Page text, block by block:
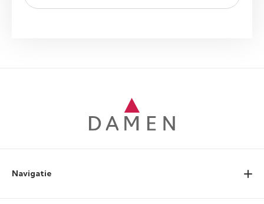
Navigatie